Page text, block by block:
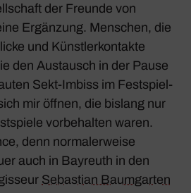
der Freunde von
Ergän­zung. Menschen, die
und Künst­ler­kon­takte
den Austausch in der Pause
Sekt-Imbiss im Fest­spiel­
mir öffnen, die bislang nur
vorbe­halten waren.
denn norma­ler­weise
auch in Bayreuth in den
Sebas­tian Baum­garten